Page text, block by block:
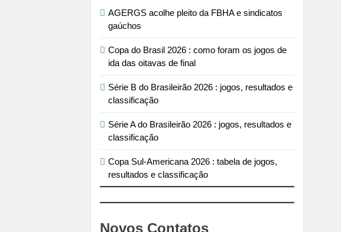
AGERGS acolhe pleito da FBHA e sindicatos
gaúchos
Copa do Brasil 2026 : como foram os jogos de
ida das oitavas de final
Série B do Brasileirão 2026 : jogos, resultados e
classificação
Série A do Brasileirão 2026 : jogos, resultados e
classificação
Copa Sul-Americana 2026 : tabela de jogos,
resultados e classificação
Novos Contatos